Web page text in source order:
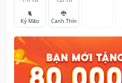
🐈
Kỷ Mão
🐉
Canh Thìn